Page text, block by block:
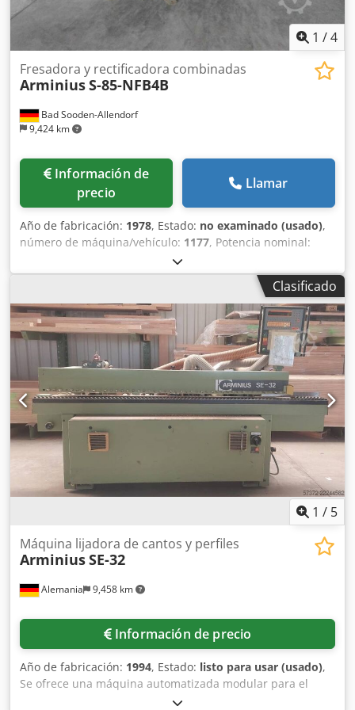
1 /4
Bad Sooden-Allendorf
9,424 km
Fresadora y rectificadora combinadas
ArminiusS-85-NFB4B
Información de
precio
Llamar
Año de fabricación: 1978, Estado: no examinado (usado),
número de máquina/vehículo: 1177, Potencia nominal:
aproximadamente 18 kW Ancho de trabajo: 140 mm
Cedpfx Asiw D T Iegqorf Sistema de avance inferior: Cinta
transportadora para accesorio delantero: 8800 x 40 mm
Sistema de avance superior: Cinta transportadora
superior: 7140 x 40 mm Unidades: Pos. 1: Pre-lijadora, 2,2
kW, 3000 RPM Pos. 2: Unidad de fresado, 3 kW, 6000 RPM
Pos. 3: Unidad de fresado, 5,5 kW, 6000 RPM Pos. 5: Unidad
de lijado con banda, 2,2 kW, 120 x 2060 Pos. 8: Unidad de
lijado con banda, 2,2 kW, 120 x 2060 / Banda de lijado para
marcos Pos. 4, 6, 7, 9: Unidades de perfilado y escuadría
de bordes Conexión de aspiración: 5 x 100 mm, 1 x 120
Clasificado
1 / 5
Alemania 9,458 km
Máquina lijadora de cantos y perfiles
ArminiusSE-32
Información de precio
Año de fabricación: 1994, Estado: listo para usar (usado),
Se ofrece una máquina automatizada modular para el
lijado de perfiles y cantos mediante bandas abrasivas,